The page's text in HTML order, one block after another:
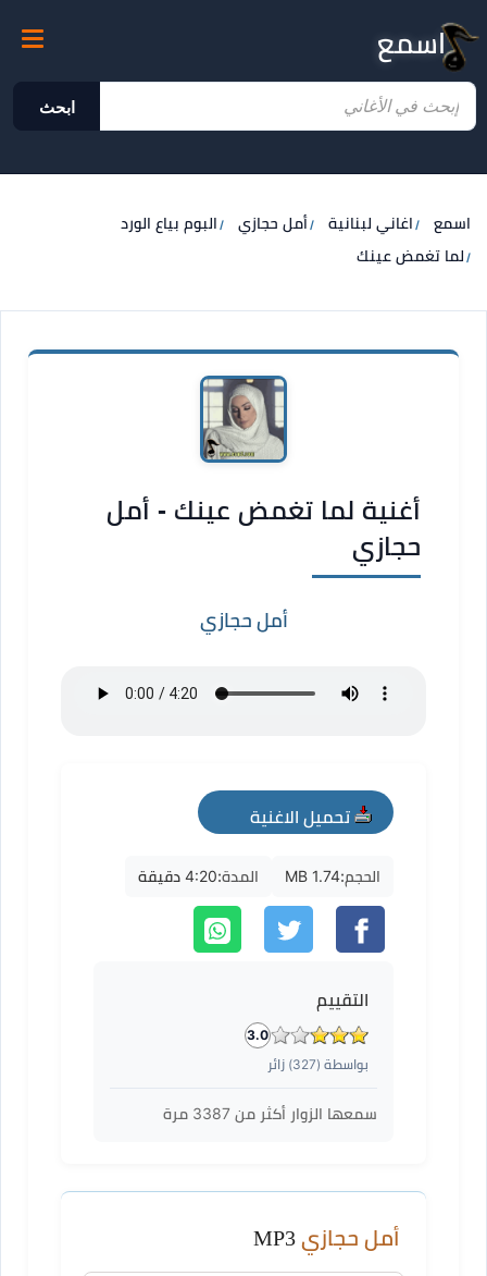
اسمع
ابحث
اسمع اغاني لبنانية أمل حجازي
البوم بياع الورد
لما تغمض عينك
أغنية لما تغمض عينك - أمل
حجازي
أمل حجازي
تحميل الاغنية
mp3
الحجم:1.74 MB المدة:4:20 دقيقة
التقييم
3.0
بواسطة (327) زائر
سمعها الزوار أكثر من 3387 مرة
أمل حجازي